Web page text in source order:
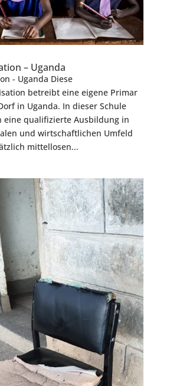
– Uganda
- Uganda Diese
betreibt eine eigene Primar
in Uganda. In dieser Schule
eine qualifizierte Ausbildung in
und wirtschaftlichen Umfeld
mittellosen...